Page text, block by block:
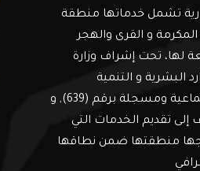
تشمل خدماتها منطقة
و القرى والهجر
لها، تحت إشراف وزارة
البشرية و التنمية
الاجتماعية ومسجلة برقم (639), و
إلى تقديم الخدمات التي
منطقتها ضمن نطاقها